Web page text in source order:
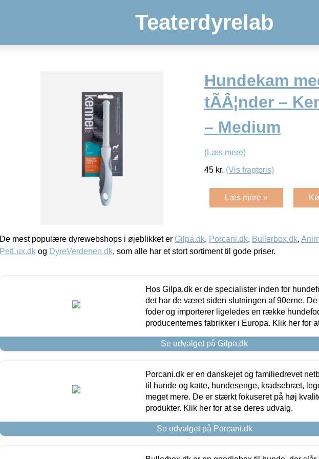
Teaterdyrelab
Hundekam
tÃÂ¦nder –
– Medium
(Læs mere)
45 kr. (Vis fragtpris)
Læs mere »
De mest populære dyrewebshops i øjeblikket er Gilpa.dk, Porcani.dk, Bullerbox.dk,
PetLux.dk og DyreVerdenen.dk, som alle har et stort sortiment til gode priser.
Hos Gilpa.dk er de specialister inden for
det har de været siden slutningen af 90erne.
foder og importerer ligeledes en række
producenternes fabrikker i Europa. Klik her for
Se udvalget på Gilpa.dk
Porcani.dk er en danskejet og familiedrevet
til hunde og katte, hundesenge, kradsebræt,
meget mere. De er stærkt fokuseret på høj
produkter. Klik her for at se deres udvalg.
Se udvalget på Porcani.dk